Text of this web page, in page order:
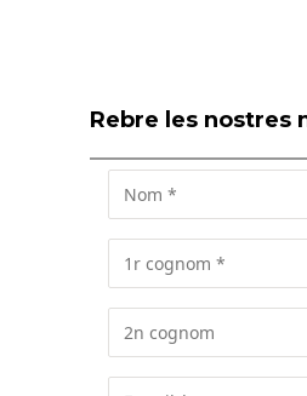
Rebre les nostres